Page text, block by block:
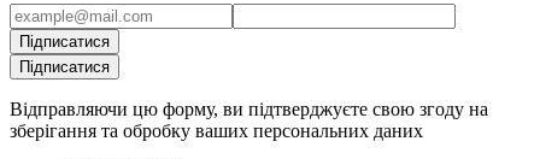
Підписатися
Підписатися
Відправляючи цю форму, ви підтверджуєте свою згоду на
зберігання та обробку ваших персональних даних